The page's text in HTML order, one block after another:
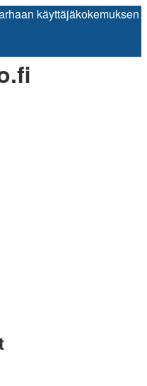
käyttäjäkokemuksen